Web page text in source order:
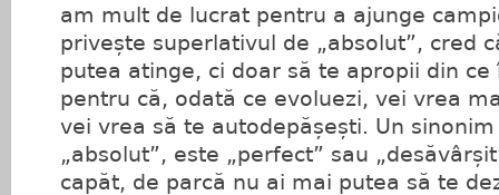
am mult de lucrat pentru a ajunge
privește superlativul de „absolut”, cred
putea atinge, ci doar să te apropii din
pentru că, odată ce evoluezi, vei vrea
vei vrea să te autodepășești. Un
„absolut”, este „perfect” sau
capăt, de parcă nu ai mai putea să te